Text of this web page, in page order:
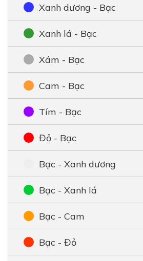
Xanh dương - Bạc
Xanh lá - Bạc
Xám - Bạc
Cam - Bạc
Tím - Bạc
Đỏ - Bạc
Bạc - Xanh dương
Bạc - Xanh lá
Bạc - Cam
Bạc - Đỏ